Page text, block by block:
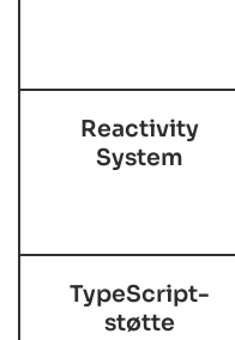
Reactivity
System
TypeScript-
støtte